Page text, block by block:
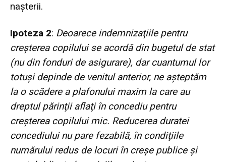
naşterii.
Ipoteza 2: Deoarece indemnizaţiile pentru
creşterea copilului se acordă din bugetul de stat
(nu din fonduri de asigurare), dar cuantumul lor
totuşi depinde de venitul anterior, ne aşteptăm
la o scădere a plafonului maxim la care au
dreptul părinţii aflaţi în concediu pentru
creşterea copilului mic. Reducerea duratei
concediului nu pare fezabilă, în condiţiile
numărului redus de locuri în creşe publice şi